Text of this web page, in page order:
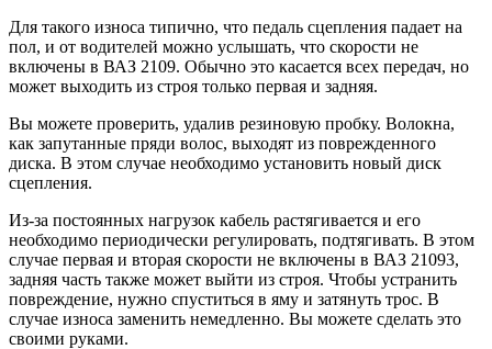
Для такого износа типично, что педаль сцепления падает на
пол, и от водителей можно услышать, что скорости не
включены в ВАЗ 2109. Обычно это касается всех передач, но
может выходить из строя только первая и задняя.
Вы можете проверить, удалив резиновую пробку. Волокна,
как запутанные пряди волос, выходят из поврежденного
диска. В этом случае необходимо установить новый диск
сцепления.
Из-за постоянных нагрузок кабель растягивается и его
необходимо периодически регулировать, подтягивать. В этом
случае первая и вторая скорости не включены в ВАЗ 21093,
задняя часть также может выйти из строя. Чтобы устранить
повреждение, нужно спуститься в яму и затянуть трос. В
случае износа заменить немедленно. Вы можете сделать это
своими руками.